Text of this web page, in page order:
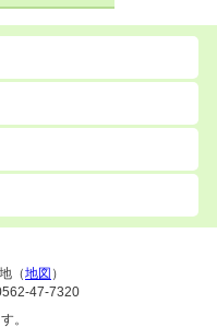
（地図 ）
47-7320
。